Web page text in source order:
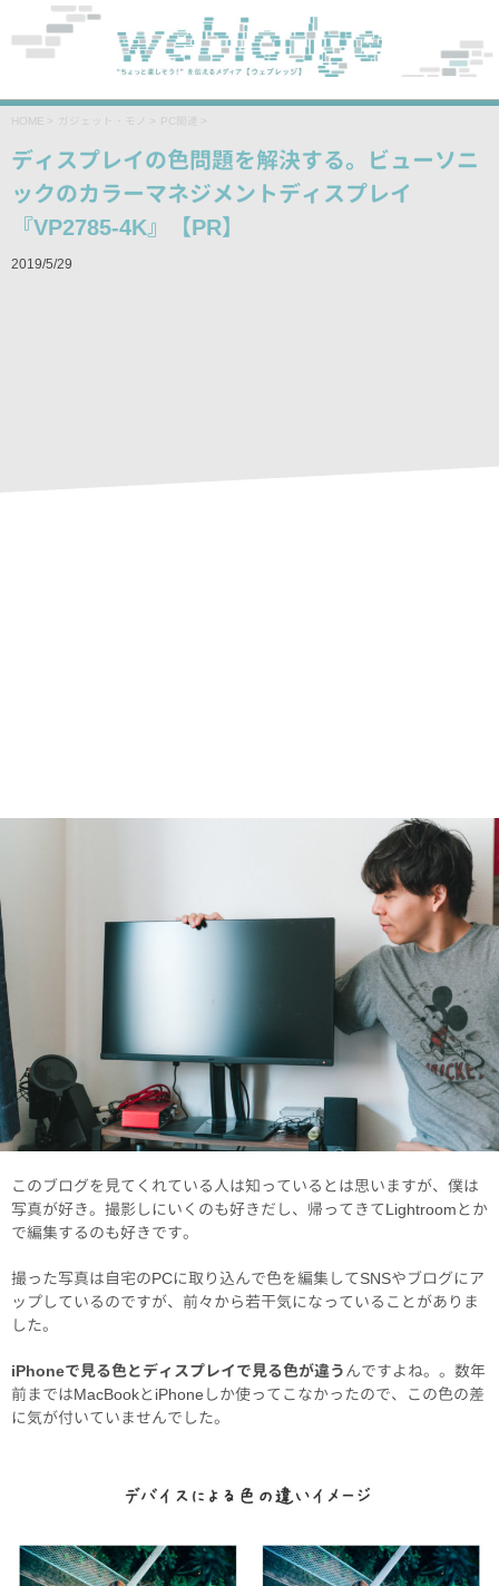
HOME ガジェット・モノ PC関連
ディスプレイの色問題を解決する。ビューソニ
ックのカラーマネジメントディスプレイ
『VP2785-4K』【PR】
2019/5/29
このブログを見てくれている人は知っているとは思いますが、僕は
写真が好き。撮影しにいくのも好きだし、帰ってきてLightroomとか
で編集するのも好きです。
撮った写真は自宅のPCに取り込んで色を編集してSNSやブログにア
ップしているのですが、前々から若干気になっていることがありま
した。
iPhoneで見る色とディスプレイで見る色が違うんですよね。。数年
前まではMacBookとiPhoneしか使ってこなかったので、この色の差
に気が付いていませんでした。